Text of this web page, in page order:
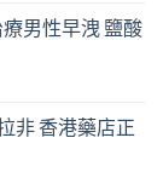
男性早洩 鹽酸
非 香港藥店正